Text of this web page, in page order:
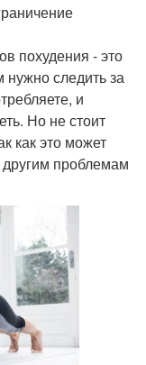
похудения - это
нужно следить за
и
Но не стоит
как это может
проблемам